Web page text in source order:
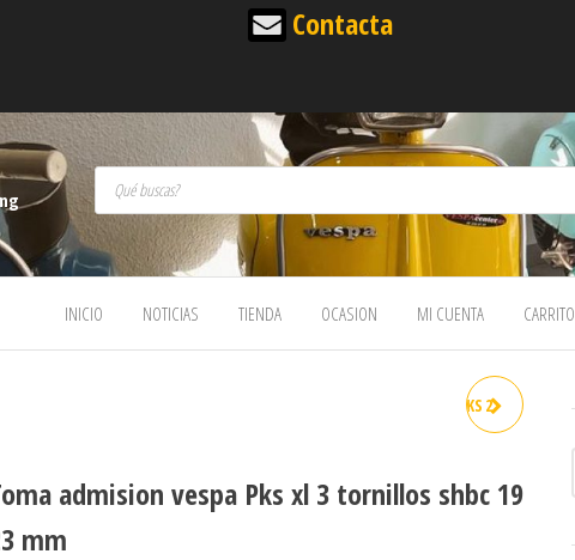
Contacta
Búsqueda de productos
INICIO NOTICIAS TIENDA OCASION MI CUENTA CARRITO
TOMA ADMISION VESPA PKS 2
admision vespa Pks xl 3 tornillos shbc 19
mm